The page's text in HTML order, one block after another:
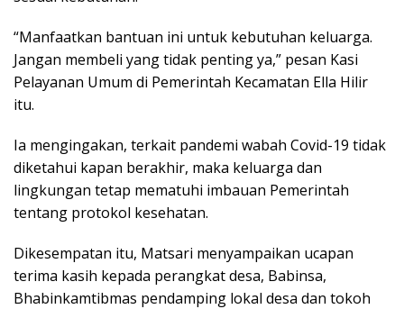
“Manfaatkan bantuan ini untuk kebutuhan keluarga.
Jangan membeli yang tidak penting ya,” pesan Kasi
Pelayanan Umum di Pemerintah Kecamatan Ella Hilir
itu.
Ia mengingakan, terkait pandemi wabah Covid-19 tidak
diketahui kapan berakhir, maka keluarga dan
lingkungan tetap mematuhi imbauan Pemerintah
tentang protokol kesehatan.
Dikesempatan itu, Matsari menyampaikan ucapan
terima kasih kepada perangkat desa, Babinsa,
Bhabinkamtibmas pendamping lokal desa dan tokoh